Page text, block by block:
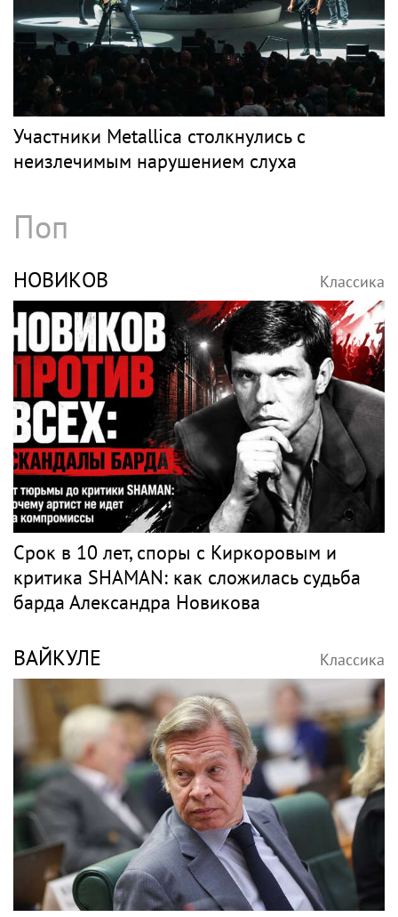
Участники Metallica столкнулись с
неизлечимым нарушением слуха
Поп
НОВИКОВ Классика
Срок в 10 лет, споры с Киркоровым и
критика SHAMAN: как сложилась судьба
барда Александра Новикова
ВАЙКУЛЕ Классика